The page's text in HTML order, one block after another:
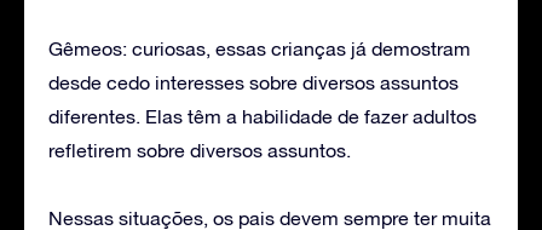
Gêmeos: curiosas, essas crianças já demostram
desde cedo interesses sobre diversos assuntos
diferentes. Elas têm a habilidade de fazer adultos
refletirem sobre diversos assuntos.
Nessas situações, os pais devem sempre ter muita